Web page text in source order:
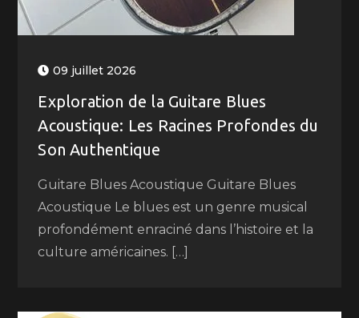
09 juillet 2026
Exploration de la Guitare Blues
Acoustique: Les Racines Profondes du
Son Authentique
Guitare Blues Acoustique Guitare Blues
Acoustique Le blues est un genre musical
profondément enraciné dans l’histoire et la
culture américaines. […]